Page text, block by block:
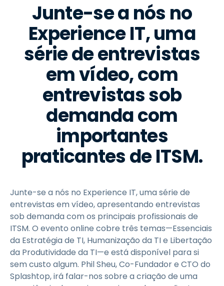
Junte-se a nós no
Experience IT, uma
série de entrevistas
em vídeo, com
entrevistas sob
demanda com
importantes
praticantes de ITSM.
Junte-se a nós no Experience IT, uma série de
entrevistas em vídeo, apresentando entrevistas
sob demanda com os principais profissionais de
ITSM. O evento online cobre três temas—Essenciais
da Estratégia de TI, Humanização da TI e Libertação
da Produtividade da TI—e está disponível para si
sem custo algum. Phil Sheu, Co-Fundador e CTO do
Splashtop, irá falar-nos sobre a criação de uma